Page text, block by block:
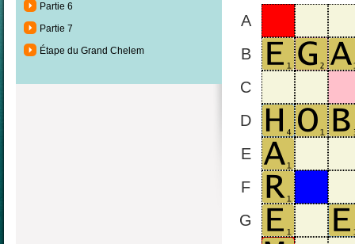
Partie 6
Partie 7
Étape du Grand Chelem
A
B
C
D
E
F
G